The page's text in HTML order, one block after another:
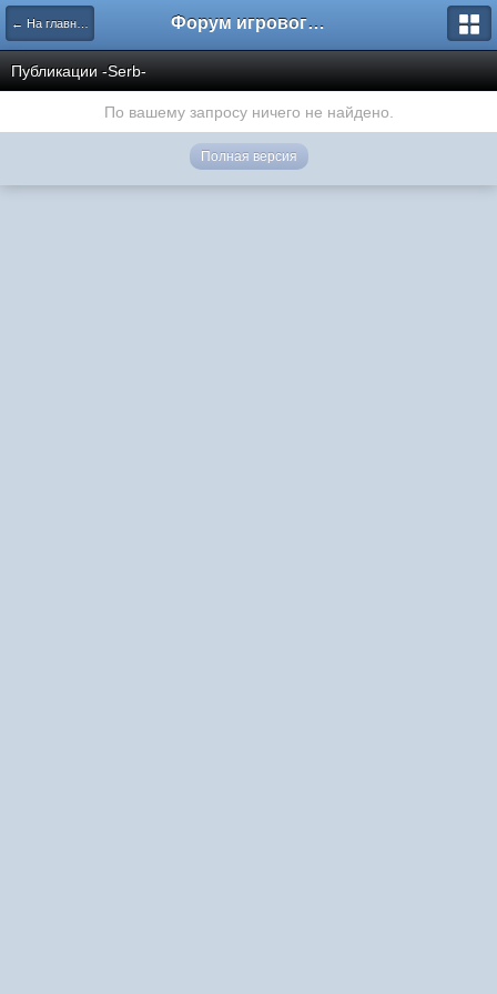
← На главную Форум игрового проекта Riverrise
Публикации -Serb-
По вашему запросу ничего не найдено.
Полная версия